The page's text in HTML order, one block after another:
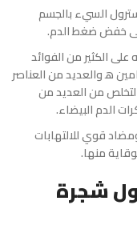
السيء بالجسم
خفض ضغط الدم.
على الكثير من الفوائد
ه‍ والعديد من العناصر
من العديد من
الدم البيضاء.
قوي للالتهابات
منها.
شجرة